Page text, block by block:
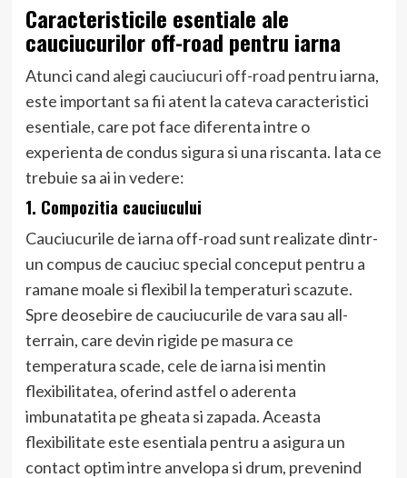
Caracteristicile esentiale ale
cauciucurilor off-road pentru iarna
Atunci cand alegi cauciucuri off-road pentru iarna,
este important sa fii atent la cateva caracteristici
esentiale, care pot face diferenta intre o
experienta de condus sigura si una riscanta. Iata ce
trebuie sa ai in vedere:
1. Compozitia cauciucului
Cauciucurile de iarna off-road sunt realizate dintr-
un compus de cauciuc special conceput pentru a
ramane moale si flexibil la temperaturi scazute.
Spre deosebire de cauciucurile de vara sau all-
terrain, care devin rigide pe masura ce
temperatura scade, cele de iarna isi mentin
flexibilitatea, oferind astfel o aderenta
imbunatatita pe gheata si zapada. Aceasta
flexibilitate este esentiala pentru a asigura un
contact optim intre anvelopa si drum, prevenind